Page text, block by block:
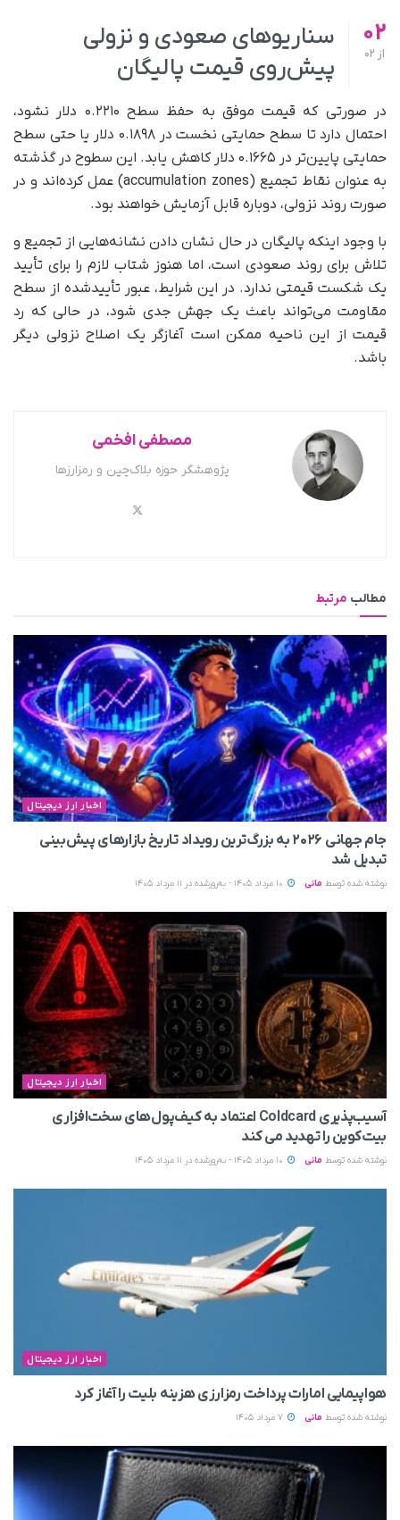
02
از
سناریوهای صعودی و نزولی
پیش‌روی قیمت پالیگان
در صورتی که قیمت موفق به حفظ سطح ۰.۲۲۱۰ دلار نشود،
احتمال دارد تا سطح حمایتی نخست در ۰.۱۸۹۸ دلار یا حتی سطح
حمایتی پایین‌تر در ۰.۱۶۶۵ دلار کاهش یابد. این سطوح در گذشته
به‌ عنوان نقاط تجمیع (accumulation zones) عمل کرده‌اند و در
صورت روند نزولی، دوباره قابل آزمایش خواهند بود.
با وجود اینکه پالیگان در حال نشان دادن نشانه‌هایی از تجمیع و
تلاش برای روند صعودی است، اما هنوز شتاب لازم را برای تأیید
یک شکست قیمتی ندارد. در این شرایط، عبور تأییدشده از سطح
مقاومت می‌تواند باعث یک جهش جدی شود، در حالی که رد
قیمت از این ناحیه ممکن است آغازگر یک اصلاح نزولی دیگر
باشد.
مصطفی افخمی
پژوهشگر حوزه بلاک‌چین و رمزارزها
مطالب مرتبط
اخبار ارز دیجیتال
جام جهانی ۲۰۲۶ به بزرگ‌ترین رویداد تاریخ بازارهای پیش‌بینی
تبدیل شد
نوشته شده توسط مانی
اخبار ارز دیجیتال
آسیب‌پذیری Coldcard اعتماد به کیف‌پول‌های سخت‌افزاری
بیت‌کوین را تهدید می‌ کند
نوشته شده توسط مانی
اخبار ارز دیجیتال
هواپیمایی امارات پرداخت رمزارزی هزینه بلیت را آغاز کرد
نوشته شده توسط مانی